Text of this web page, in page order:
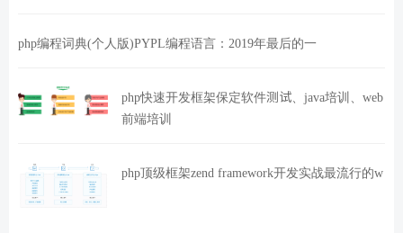
php编程词典(个人版)PYPL编程语言：2019年最后的一
php快速开发框架保定软件测试、java培训、web
前端培训
php顶级框架zend framework开发实战最流行的w